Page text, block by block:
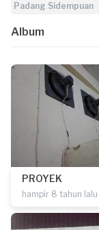
Padang Sidempuan
Album
PROYEK
hampir 8 tahun lalu